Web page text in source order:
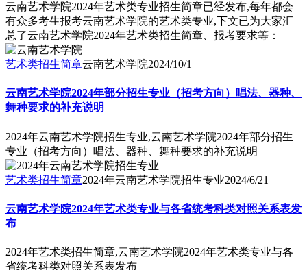
云南艺术学院2024年艺术类专业招生简章已经发布,每年都会
有众多考生报考云南艺术学院的艺术类专业,下文已为大家汇
总了云南艺术学院2024年艺术类招生简章、报考要求等：
艺术类招生简章云南艺术学院2024/10/1
云南艺术学院2024年部分招生专业（招考方向）唱法、器种、
舞种要求的补充说明
2024年云南艺术学院招生专业,云南艺术学院2024年部分招生
专业（招考方向）唱法、器种、舞种要求的补充说明
艺术类招生简章2024年云南艺术学院招生专业2024/6/21
云南艺术学院2024年艺术类专业与各省统考科类对照关系表发
布
2024年艺术类招生简章,云南艺术学院2024年艺术类专业与各
省统考科类对照关系表发布